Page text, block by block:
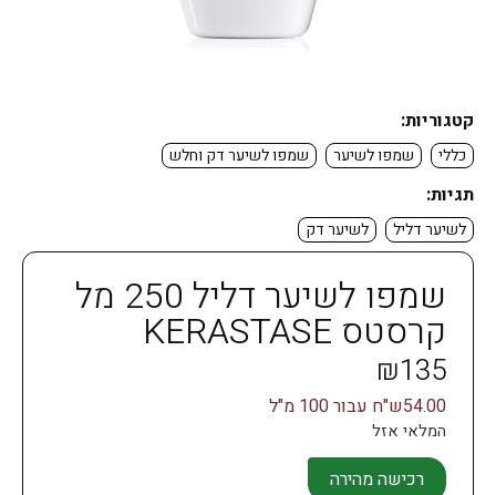
שמפו לשיער דליל 250 מל
קרסטס KERASTASE
₪135
54.00ש"ח עבור 100 מ"ל
המלאי אזל
רכישה מהירה
קטגוריות:
כללי שמפו לשיער שמפו לשיער דק וחלש
תגיות:
לשיער דליל לשיער דק